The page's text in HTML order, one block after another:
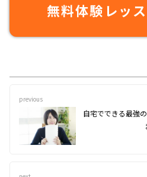
無料体験レッ
previous
自宅でできる最強